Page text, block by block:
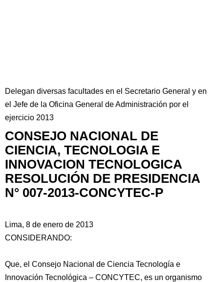
Delegan diversas facultades en el Secretario General y en
el Jefe de la Oficina General de Administración por el
ejercicio 2013
CONSEJO NACIONAL DE
CIENCIA, TECNOLOGIA E
INNOVACION TECNOLOGICA
RESOLUCIÓN DE PRESIDENCIA
N° 007-2013-CONCYTEC-P
Lima, 8 de enero de 2013
CONSIDERANDO:
Que, el Consejo Nacional de Ciencia Tecnología e
Innovación Tecnológica – CONCYTEC, es un organismo